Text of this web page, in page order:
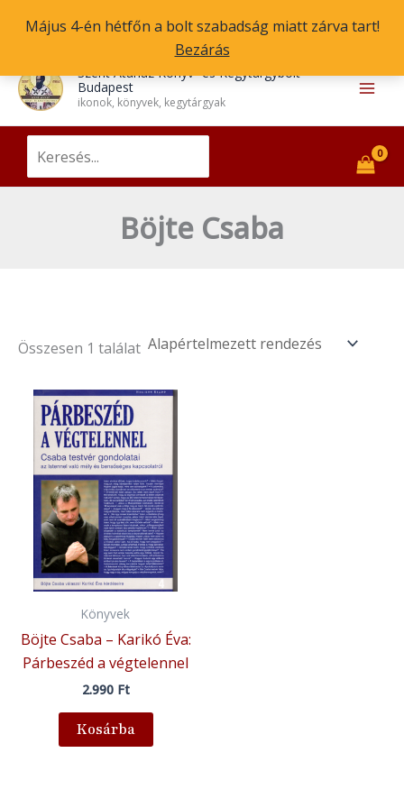
Május 4-én hétfőn a bolt szabadság miatt zárva tart!
Bezárás
Szent Atanáz Könyv- és Kegytárgybolt
Budapest
ikonok, könyvek, kegytárgyak
for:
Böjte Csaba
Összesen 1 találat
Könyvek
Böjte Csaba – Karikó Éva:
Párbeszéd a végtelennel
2.990 Ft
Kosárba